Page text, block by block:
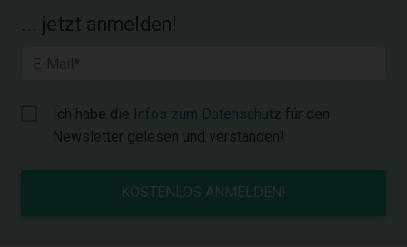
... jetzt anmelden!
Ich habe die Infos zum Datenschutz für den
Newsletter gelesen und verstanden!
KOSTENLOS ANMELDEN!